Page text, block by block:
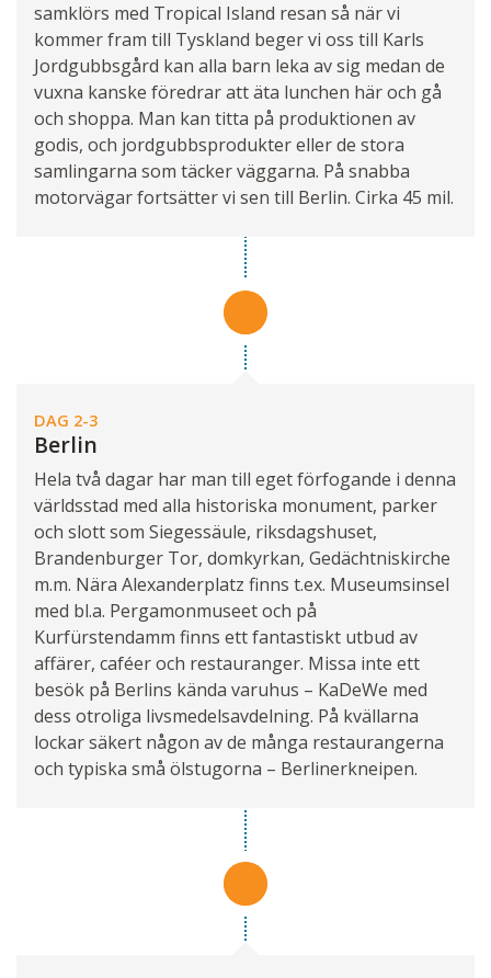
samklörs med Tropical Island resan så när vi
kommer fram till Tyskland beger vi oss till Karls
Jordgubbsgård kan alla barn leka av sig medan de
vuxna kanske föredrar att äta lunchen här och gå
och shoppa. Man kan titta på produktionen av
godis, och jordgubbsprodukter eller de stora
samlingarna som täcker väggarna. På snabba
motorvägar fortsätter vi sen till Berlin. Cirka 45 mil.
DAG 2-3
Berlin
Hela två dagar har man till eget förfogande i denna
världsstad med alla historiska monument, parker
och slott som Siegessäule, riksdagshuset,
Brandenburger Tor, domkyrkan, Gedächtniskirche
m.m. Nära Alexanderplatz finns t.ex. Museumsinsel
med bl.a. Pergamonmuseet och på
Kurfürstendamm finns ett fantastiskt utbud av
affärer, caféer och restauranger. Missa inte ett
besök på Berlins kända varuhus – KaDeWe med
dess otroliga livsmedelsavdelning. På kvällarna
lockar säkert någon av de många restaurangerna
och typiska små ölstugorna – Berlinerkneipen.